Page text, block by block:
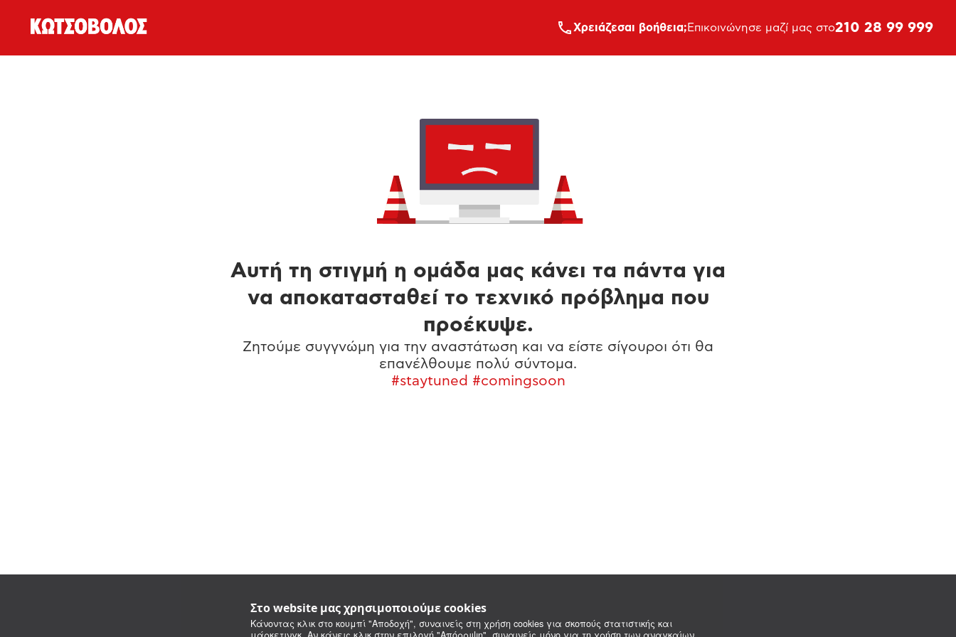
Στο website μας χρησιμοποιούμε cookies
Κάνοντας κλικ στο κουμπί "Αποδοχή", συναινείς στη χρήση cookies για σκοπούς στατιστικής και
Xρειάζεσαι βοήθεια; Επικοινώνησε μαζί μας στο210 28 99 999
Αυτή τη στιγμή η ομάδα μας κάνει τα πάντα για
να αποκατασταθεί το τεχνικό πρόβλημα που
προέκυψε.
Ζητούμε συγγνώμη για την αναστάτωση και να είστε σίγουροι ότι θα
επανέλθουμε πολύ σύντομα.
#staytuned #comingsoon